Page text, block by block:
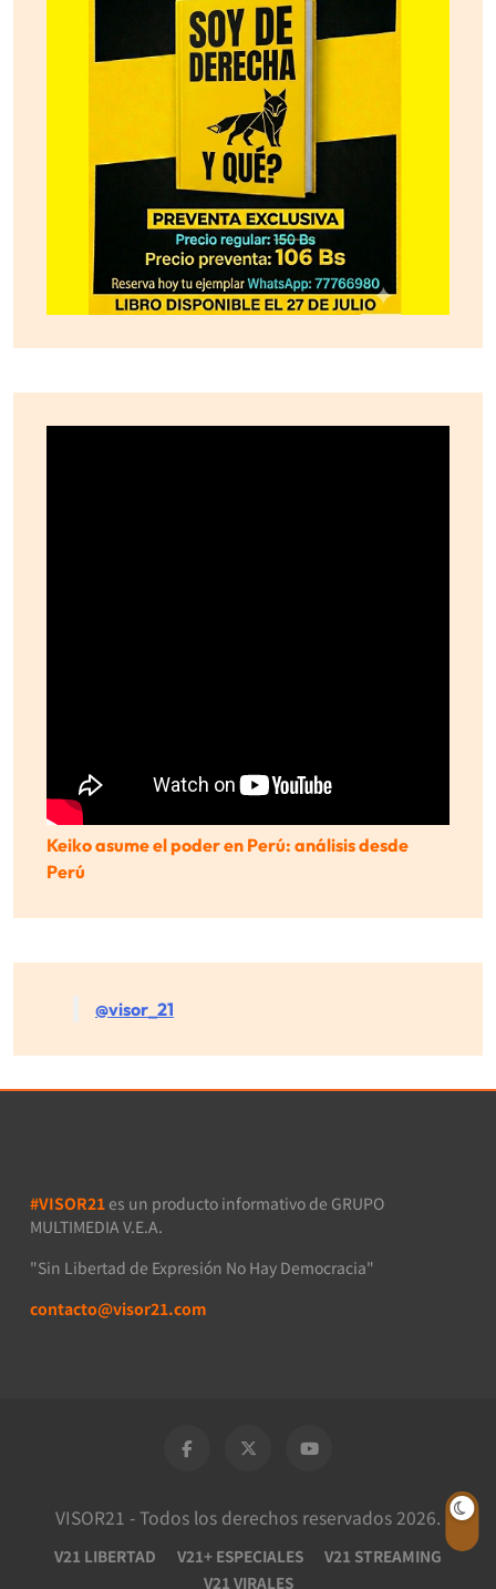
Keiko asume el poder en Perú: análisis desde
Perú
@visor_21
#VISOR21 es un producto informativo de GRUPO
MULTIMEDIA V.E.A.
"Sin Libertad de Expresión No Hay Democracia"
contacto@visor21.com
VISOR21 - Todos los derechos reservados 2026.
V21 LIBERTAD V21+ ESPECIALES
V21 STREAMING
V21 VIRALES